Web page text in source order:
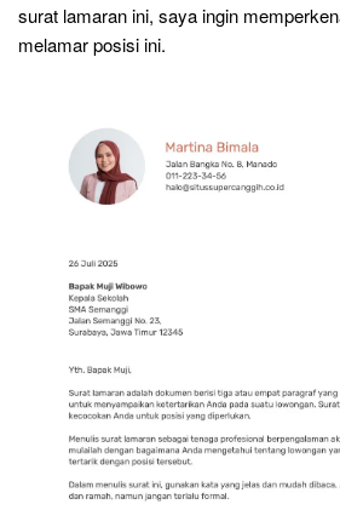
surat lamaran ini, saya ingin
melamar posisi ini.